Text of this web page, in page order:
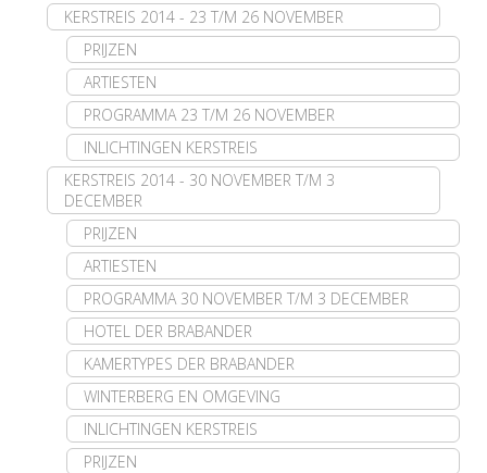
KERSTREIS 2014 - 23 T/M 26 NOVEMBER
PRIJZEN
ARTIESTEN
PROGRAMMA 23 T/M 26 NOVEMBER
INLICHTINGEN KERSTREIS
KERSTREIS 2014 - 30 NOVEMBER T/M 3
DECEMBER
PRIJZEN
ARTIESTEN
PROGRAMMA 30 NOVEMBER T/M 3 DECEMBER
HOTEL DER BRABANDER
KAMERTYPES DER BRABANDER
WINTERBERG EN OMGEVING
INLICHTINGEN KERSTREIS
PRIJZEN